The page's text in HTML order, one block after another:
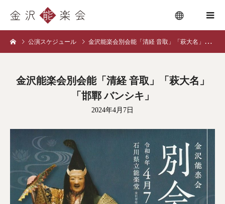
menu
公演スケジュール 金沢能楽会別会能「清経 音取」「萩大名」「邯鄲 バンシキ」
金沢能楽会別会能「清経 音取」「萩大名」
「邯鄲 バンシキ」
2024年4月7日